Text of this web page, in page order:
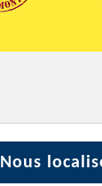
Nous